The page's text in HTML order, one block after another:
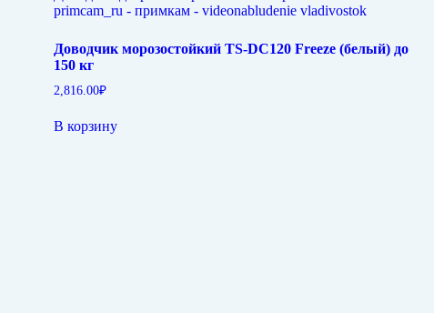
Доводчик морозостойкий TS-DC120 Freeze (белый) до
150 кг
2,816.00₽
В корзину